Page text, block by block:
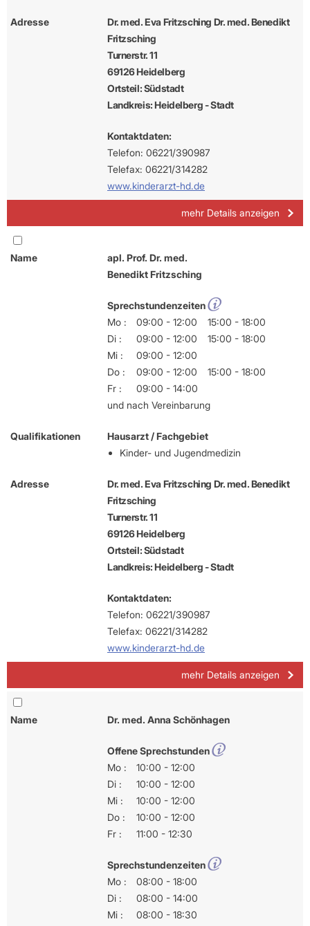
Adresse
Dr. med. Eva Fritzsching Dr. med. Benedikt
Fritzsching
Turnerstr. 11
69126 Heidelberg
Ortsteil: Südstadt
Landkreis: Heidelberg - Stadt
Kontaktdaten:
Telefon: 06221/390987
Telefax: 06221/314282
www.kinderarzt-hd.de
mehr Details anzeigen
Name
apl. Prof. Dr. med.
Benedikt Fritzsching
Sprechstundenzeiten
Mo :
09:00 - 12:00
15:00 - 18:00
Di :
09:00 - 12:00
15:00 - 18:00
Mi :
09:00 - 12:00
Do :
09:00 - 12:00
15:00 - 18:00
Fr :
09:00 - 14:00
und nach Vereinbarung
Qualifikationen
Hausarzt / Fachgebiet
Kinder- und Jugendmedizin
Adresse
Dr. med. Eva Fritzsching Dr. med. Benedikt
Fritzsching
Turnerstr. 11
69126 Heidelberg
Ortsteil: Südstadt
Landkreis: Heidelberg - Stadt
Kontaktdaten:
Telefon: 06221/390987
Telefax: 06221/314282
www.kinderarzt-hd.de
mehr Details anzeigen
Name Dr. med. Anna Schönhagen
Offene Sprechstunden
Mo :
10:00 - 12:00
Di :
10:00 - 12:00
Mi :
10:00 - 12:00
Do :
10:00 - 12:00
Fr :
11:00 - 12:30
Sprechstundenzeiten
Mo :
08:00 - 18:00
Di :
08:00 - 14:00
Mi :
08:00 - 18:30